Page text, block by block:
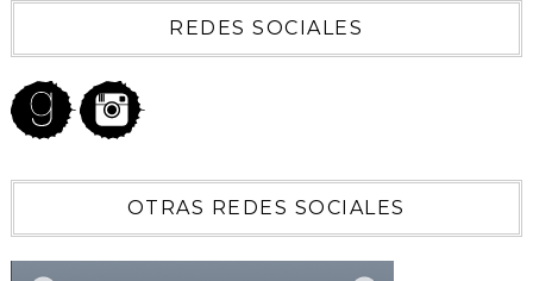
REDES SOCIALES
OTRAS REDES SOCIALES